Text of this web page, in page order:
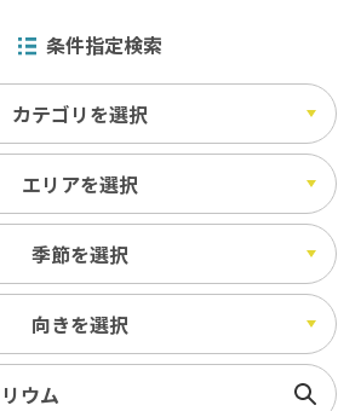
条件指定検索
カテゴリを選択
エリアを選択
季節を選択
向きを選択
検索